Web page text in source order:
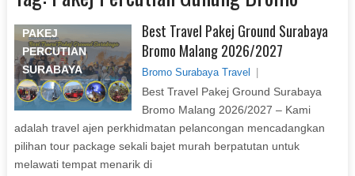
PAKEJ
PERCUTIAN
SURABAYA
Best Travel Pakej Ground Surabaya
Bromo Malang 2026/2027
Bromo Surabaya Travel
Best Travel Pakej Ground Surabaya
Bromo Malang 2026/2027 – Kami
adalah travel ajen perkhidmatan pelancongan mencadangkan
pilihan tour package sekali bajet murah berpatutan untuk
melawati tempat menarik di